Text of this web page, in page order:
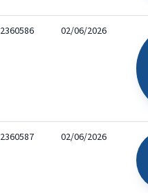
2360586 02/06/2026
2360587 02/06/2026